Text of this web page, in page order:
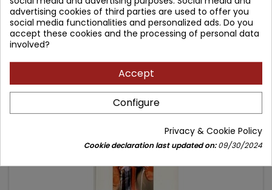
Price
57.96 złRegular
price
63.00 zł
Product unavailable
favorite_border
advertising cookies of third parties are used to offer you
social media functionalities and personalized ads. Do you
accept these cookies and the processing of personal data
involved?
Accept
Configure
Privacy & Cookie Policy
Cookie declaration last updated on:09/30/2024